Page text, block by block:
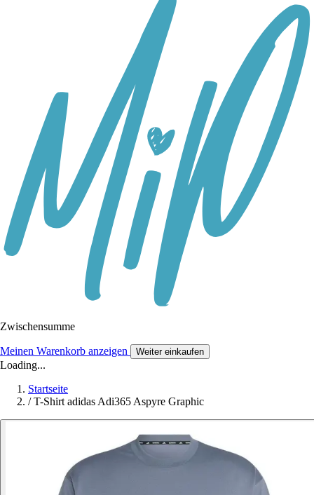
Zwischensumme
Meinen Warenkorb anzeigen Weiter einkaufen
Loading...
Startseite
/ T-Shirt adidas Adi365 Aspyre Graphic